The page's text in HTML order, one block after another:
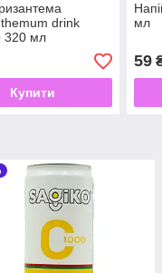
drink
320 мл
Купити
мл
59